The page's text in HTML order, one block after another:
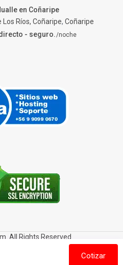
en Coñaripe
Los Ríos, Coñaripe, Coñaripe
- seguro./noche
All Rights Reserved
Política de privacidad
Política de Cookies
Cotizar